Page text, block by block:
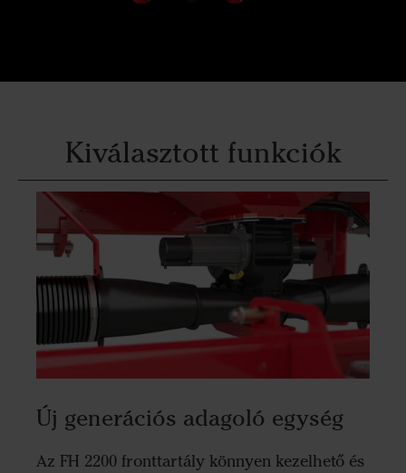
Kiválasztott funkciók
Új generációs adagoló egység
Az FH 2200 fronttartály könnyen kezelhető és